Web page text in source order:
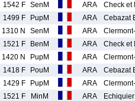
1542 F SenM ARA Check et
1499 F PupM ARA Cebazat
1310 N SenM ARA
1521 F BenM ARA Check et
1420 N PupM ARA
1418 F PouM ARA Cebazat
1429 F PupM ARA
1521 F MinM ARA